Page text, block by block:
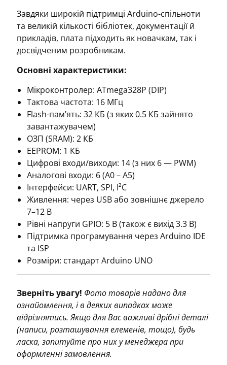
Завдяки широкій підтримці Arduino-спільноти
та великій кількості бібліотек, документації й
прикладів, плата підходить як новачкам, так і
досвідченим розробникам.
Основні характеристики:
Мікроконтролер: ATmega328P (DIP)
Тактова частота: 16 МГц
Flash-пам’ять: 32 КБ (з яких 0.5 КБ зайнято
завантажувачем)
ОЗП (SRAM): 2 КБ
EEPROM: 1 КБ
Цифрові входи/виходи: 14 (з них 6 — PWM)
Аналогові входи: 6 (A0 – A5)
Інтерфейси: UART, SPI, I²C
Живлення: через USB або зовнішнє джерело
7–12 В
Рівні напруги GPIO: 5 В (також є вихід 3.3 В)
Підтримка програмування через Arduino IDE
та ISP
Розміри: стандарт Arduino UNO
Зверніть увагу! Фото товарів надано для
ознайомлення, і в деяких випадках може
відрізнятись. Якщо для Вас важливі дрібні деталі
(написи, розташування елеменів, тощо), будь
ласка, запитуйте про них у менеджера при
оформленні замовлення.